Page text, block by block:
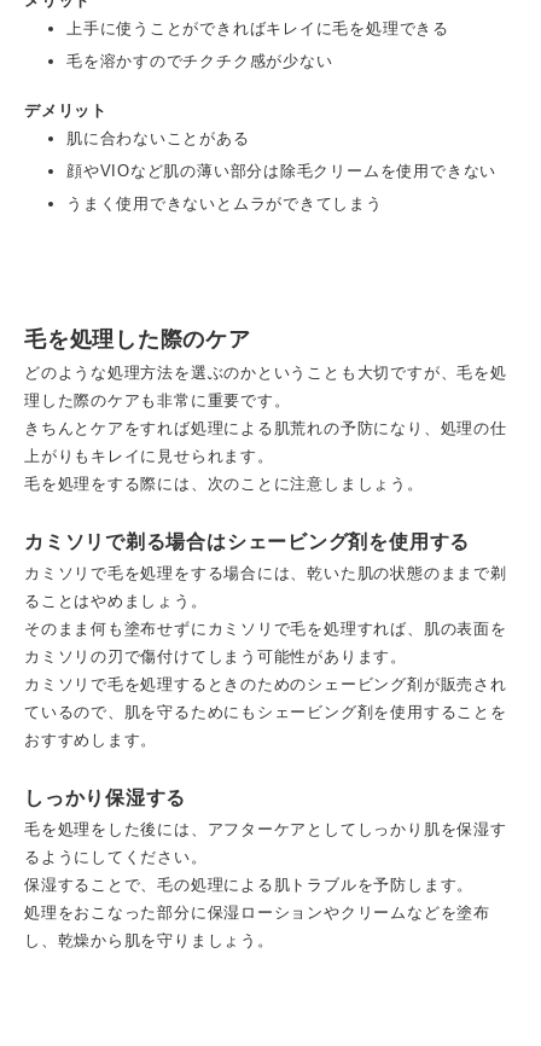
上手に使うことができればキレイに毛を処理できる
毛を溶かすのでチクチク感が少ない
デメリット
肌に合わないことがある
顔やVIOなど肌の薄い部分は除毛クリームを使用できない
うまく使用できないとムラができてしまう
毛を処理した際のケア
どのような処理方法を選ぶのかということも大切ですが、毛を処
理した際のケアも非常に重要です。
きちんとケアをすれば処理による肌荒れの予防になり、処理の仕
上がりもキレイに見せられます。
毛を処理をする際には、次のことに注意しましょう。
カミソリで剃る場合はシェービング剤を使用する
カミソリで毛を処理をする場合には、乾いた肌の状態のままで剃
ることはやめましょう。
そのまま何も塗布せずにカミソリで毛を処理すれば、肌の表面を
カミソリの刃で傷付けてしまう可能性があります。
カミソリで毛を処理するときのためのシェービング剤が販売され
ているので、肌を守るためにもシェービング剤を使用することを
おすすめします。
しっかり保湿する
毛を処理をした後には、アフターケアとしてしっかり肌を保湿す
るようにしてください。
保湿することで、毛の処理による肌トラブルを予防します。
処理をおこなった部分に保湿ローションやクリームなどを塗布
し、乾燥から肌を守りましょう。